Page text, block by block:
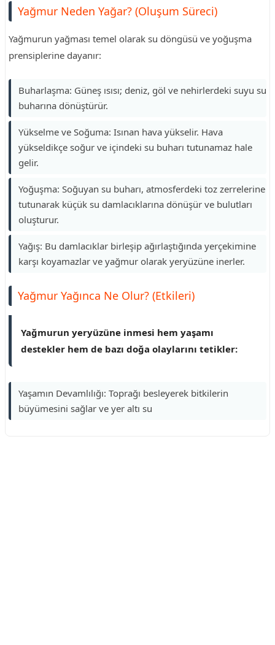
Yağmur Neden Yağar? (Oluşum Süreci)
Yağmurun yağması temel olarak su döngüsü ve yoğuşma
prensiplerine dayanır:
Buharlaşma: Güneş ısısı; deniz, göl ve nehirlerdeki suyu su
buharına dönüştürür.
Yükselme ve Soğuma: Isınan hava yükselir. Hava
yükseldikçe soğur ve içindeki su buharı tutunamaz hale
gelir.
Yoğuşma: Soğuyan su buharı, atmosferdeki toz zerrelerine
tutunarak küçük su damlacıklarına dönüşür ve bulutları
oluşturur.
Yağış: Bu damlacıklar birleşip ağırlaştığında yerçekimine
karşı koyamazlar ve yağmur olarak yeryüzüne inerler.
Yağmur Yağınca Ne Olur? (Etkileri)
Yağmurun yeryüzüne inmesi hem yaşamı
destekler hem de bazı doğa olaylarını tetikler:
Yaşamın Devamlılığı: Toprağı besleyerek bitkilerin
büyümesini sağlar ve yer altı su